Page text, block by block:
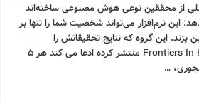
از محققین نوعی هوش مصنوعی ساخته‌اند
این نرم‌افزار می‌تواند شخصیت شما را تنها بر
این گروه که نتایج تحقیقاتش را
در Frontiers In Human Neuroscience منتشر کرده ادعا می کند هر ۵
…